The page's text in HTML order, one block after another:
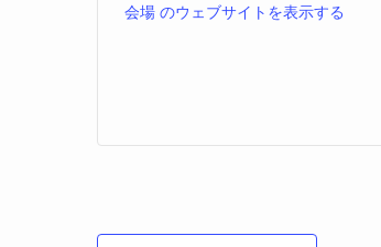
会場 のウェブサイトを表示する